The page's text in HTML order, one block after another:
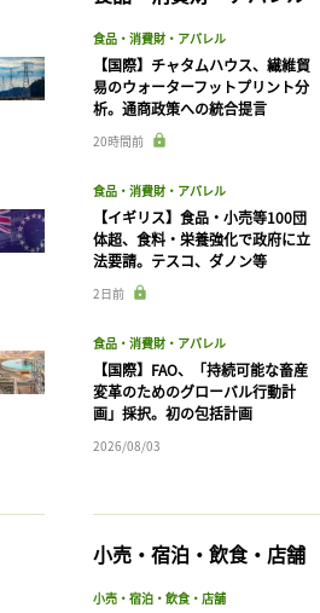
食品・消費財・アパレル
【国際】チャタムハウス、繊維貿
易のウォーターフットプリント分
析。通商政策への統合提言
20時間前
食品・消費財・アパレル
【イギリス】食品・小売等100団
体超、食料・栄養強化で政府に立
法要請。テスコ、ダノン等
2日前
食品・消費財・アパレル
【国際】FAO、「持続可能な畜産
変革のためのグローバル行動計
画」採択。初の包括計画
2026/08/03
小売・宿泊・飲食・店舗
小売・宿泊・飲食・店舗